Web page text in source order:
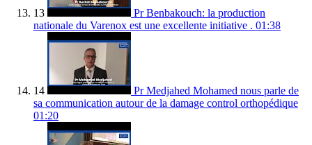
13
Pr Benbakouch: la production
nationale du Varenox est une excellente initiative . 01:38
14
Pr Medjahed Mohamed nous parle de
sa communication autour de la damage control orthopédique
01:20